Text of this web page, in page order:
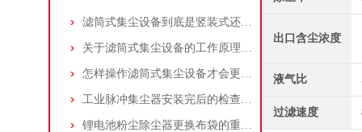
滤筒式集尘设备到底是竖装式还是横装式？
关于滤筒式集尘设备的工作原理及特点说明
怎样操作滤筒式集尘设备才会更安全
工业脉冲集尘器安装完后的检查工作详解
锂电池粉尘除尘器更换布袋的重要性与方法
出口含尘浓度
液气比
过滤速度